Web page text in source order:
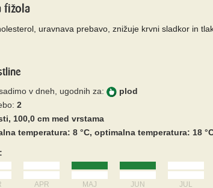
fižola
uravnava prebavo, znižuje krvni sladkor in
v dneh, ugodnih za:
plod
2
100,0 cm med vrstama
temperatura: 8 °C, optimalna temperatura: 18
APR MAJ JUN JUL